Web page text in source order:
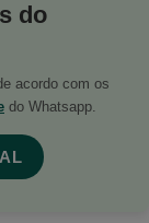
do
acordo com os
do Whatsapp.